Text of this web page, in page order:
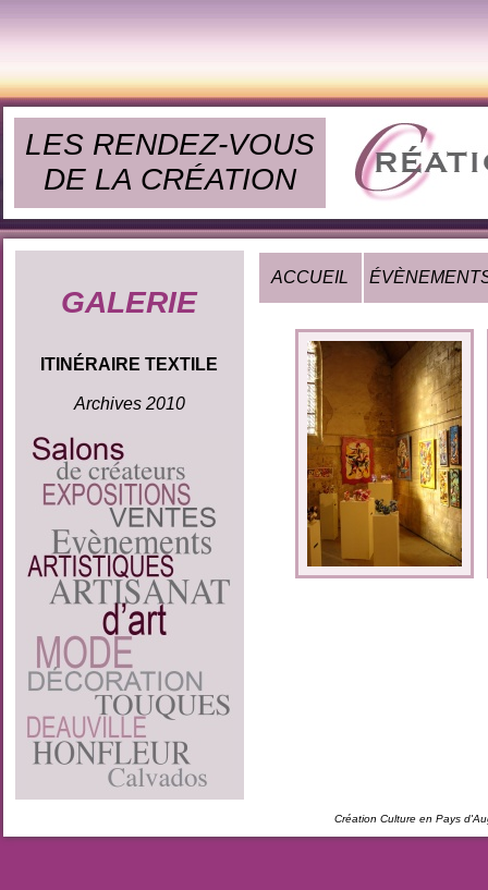
LES RENDEZ-VOUS
DE LA CRÉATION
GALERIE
ITINÉRAIRE TEXTILE
Archives 2010
ACCUEIL
Création Culture en Pays